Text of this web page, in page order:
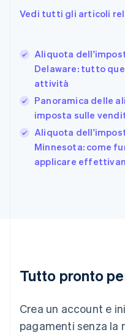
Vedi tutti gli articoli
Aliquota
Delaware: tutto
attività
Panoramica delle
imposta sulle
Aliquota
Minnesota: come
applicare
Tutto pronto
Crea un account e
pagamenti senza la
English
Finlandia
EnglishSvenska
Francia
Germania
DeutschEnglish
Giappone
日本語
Gibilterra
English
Lettonia
English
DeutschEnglish
Lituania